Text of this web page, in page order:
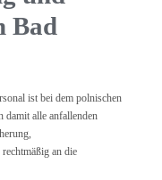
Bad
ist bei dem polnischen
damit alle anfallenden
an die